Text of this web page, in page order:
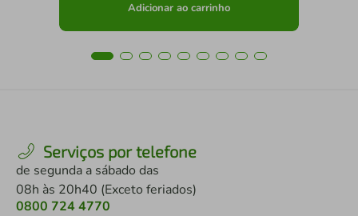
Adicionar ao carrinho
Serviços por telefone
de segunda a sábado das
08h às 20h40 (Exceto feriados)
0800 724 4770